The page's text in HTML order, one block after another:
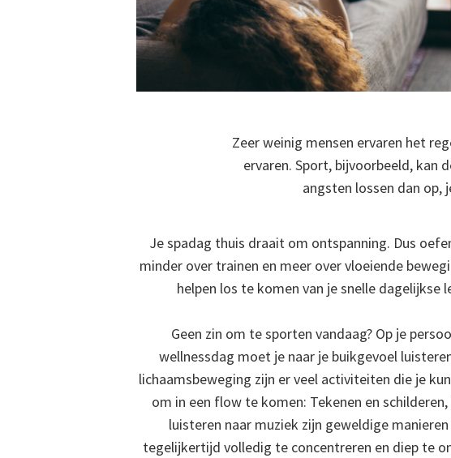
Zeer weinig mensen ervaren het
ervaren. Sport, bijvoorbeeld, kan
angsten lossen dan op,
Je spadag thuis draait om ontspanning. Dus
minder over trainen en meer over vloeiende
helpen los te komen van je snelle dagelijkse
Geen zin om te sporten vandaag? Op je
wellnessdag moet je naar je buikgevoel
lichaamsbeweging zijn er veel activiteiten die je
om in een flow te komen: Tekenen en
luisteren naar muziek zijn geweldige
tegelijkertijd volledig te concentreren en diep te